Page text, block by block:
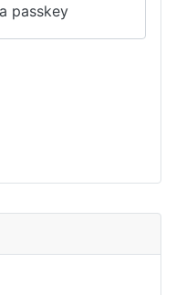
passkey